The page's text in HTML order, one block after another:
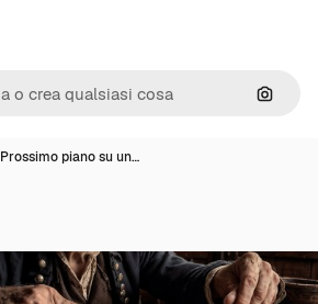
Cerca
Prossimo piano su un…